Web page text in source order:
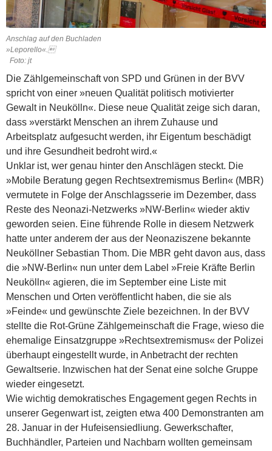
Anschlag auf den Buchladen
»Leporello«.
Foto: jt
Die Zählgemeinschaft von SPD und Grünen in der BVV
spricht von einer »neuen Qualität politisch motivierter
Gewalt in Neukölln«. Diese neue Qualität zeige sich daran,
dass »verstärkt Menschen an ihrem Zuhause und
Arbeitsplatz aufgesucht werden, ihr Eigentum beschädigt
und ihre Gesundheit bedroht wird.«
Unklar ist, wer genau hinter den Anschlägen steckt. Die
»Mobile Beratung gegen Rechtsextremismus Berlin« (MBR)
vermutete in Folge der Anschlagsserie im Dezember, dass
Reste des Neonazi-Netzwerks »NW-Berlin« wieder aktiv
geworden seien. Eine führende Rolle in diesem Netzwerk
hatte unter anderem der aus der Neonaziszene bekannte
Neuköllner Sebastian Thom. Die MBR geht davon aus, dass
die »NW-Berlin« nun unter dem Label »Freie Kräfte Berlin
Neukölln« agieren, die im September eine Liste mit
Menschen und Orten veröffentlicht haben, die sie als
»Feinde« und gewünschte Ziele bezeichnen. In der BVV
stellte die Rot-Grüne Zählgemeinschaft die Frage, wieso die
ehemalige Einsatzgruppe »Rechtsextremismus« der Polizei
überhaupt eingestellt wurde, in Anbetracht der rechten
Gewaltserie. Inzwischen hat der Senat eine solche Gruppe
wieder eingesetzt.
Wie wichtig demokratisches Engagement gegen Rechts in
unserer Gegenwart ist, zeigten etwa 400 Demonstranten am
28. Januar in der Hufeisensiedliung. Gewerkschafter,
Buchhändler, Parteien und Nachbarn wollten gemeinsam